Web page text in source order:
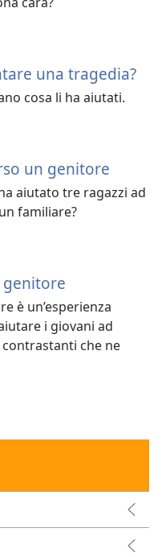
una tragedia?
cosa li ha aiutati.
un genitore
aiutato tre ragazzi ad
familiare?
è un’esperienza
i giovani ad
che ne